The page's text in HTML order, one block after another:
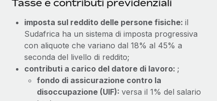
Tasse e contributi previdenziali
imposta sul reddito delle persone fisiche: il
Sudafrica ha un sistema di imposta progressiva
con aliquote che variano dal 18% al 45% a
seconda del livello di reddito;
contributi a carico del datore di lavoro: ;
fondo di assicurazione contro la
disoccupazione (UIF): versa il 1% del salario